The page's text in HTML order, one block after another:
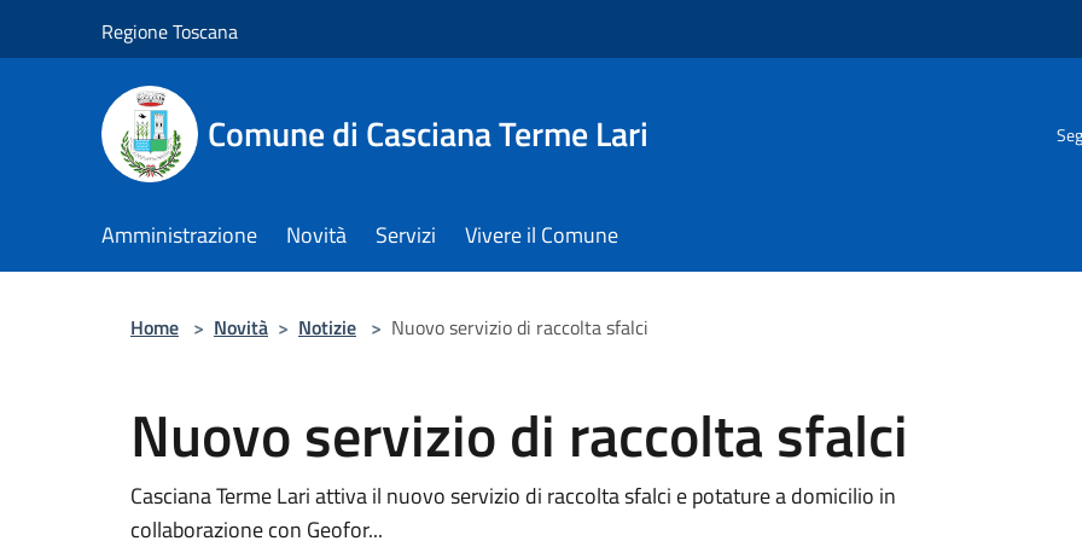
Regione Toscana
Comune di Casciana Terme Lari
Amministrazione Novità Servizi Vivere il Comune
Home > Novità > Notizie > Nuovo servizio di raccolta sfalci
Nuovo servizio di raccolta sfalci
Casciana Terme Lari attiva il nuovo servizio di raccolta sfalci e potature a domicilio in
collaborazione con Geofor...